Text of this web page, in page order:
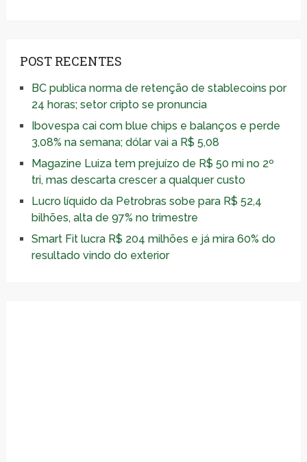
POST RECENTES
BC publica norma de retenção de stablecoins por
24 horas; setor cripto se pronuncia
Ibovespa cai com blue chips e balanços e perde
3,08% na semana; dólar vai a R$ 5,08
Magazine Luiza tem prejuízo de R$ 50 mi no 2º
tri, mas descarta crescer a qualquer custo
Lucro líquido da Petrobras sobe para R$ 52,4
bilhões, alta de 97% no trimestre
Smart Fit lucra R$ 204 milhões e já mira 60% do
resultado vindo do exterior